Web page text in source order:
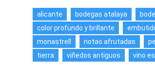
alicante bodegas atalaya
color profundo y brillante
monastrell
notas afrutadas
tierra
viñedos antiguos vino